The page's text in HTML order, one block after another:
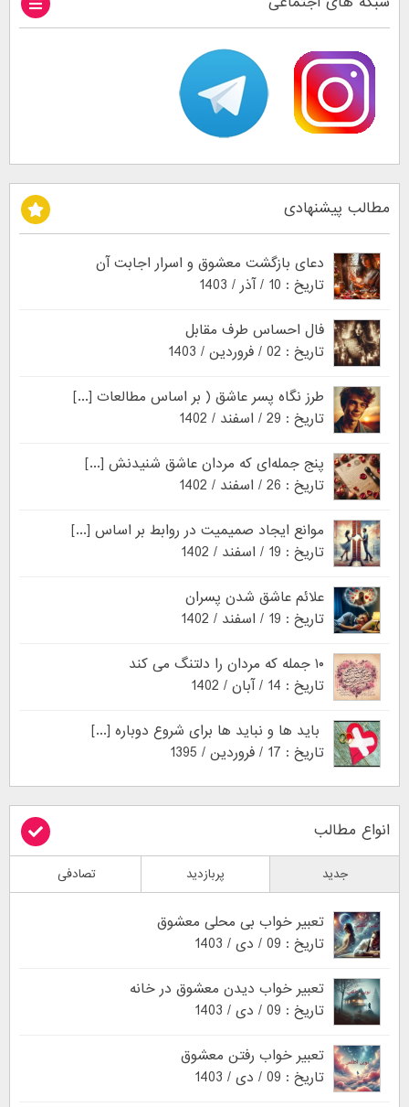
مطالب پیشنهادی
دعای بازگشت معشوق و اسرار اجابت آن
تاریخ : 10 / آذر / 1403
فال احساس طرف مقابل
تاریخ : 02 / فروردین / 1403
طرز نگاه پسر عاشق ( بر اساس مطالعات [...]
تاریخ : 29 / اسفند / 1402
پنج جمله‌ای که مردان عاشق شنیدنش [...]
تاریخ : 26 / اسفند / 1402
موانع ایجاد صمیمیت در روابط بر اساس [...]
تاریخ : 19 / اسفند / 1402
علائم عاشق شدن پسران
تاریخ : 19 / اسفند / 1402
۱۰ جمله که مردان را دلتنگ می کند
تاریخ : 14 / آبان / 1402
باید ها و نباید ها برای شروع دوباره [...]
تاریخ : 17 / فروردین / 1395
انواع مطالب
جدید پربازدید تصادفی
تعبیر خواب بی محلی معشوق
تاریخ : 09 / دی / 1403
تعبیر خواب دیدن معشوق در خانه
تاریخ : 09 / دی / 1403
تعبیر خواب رفتن معشوق
تاریخ : 09 / دی / 1403